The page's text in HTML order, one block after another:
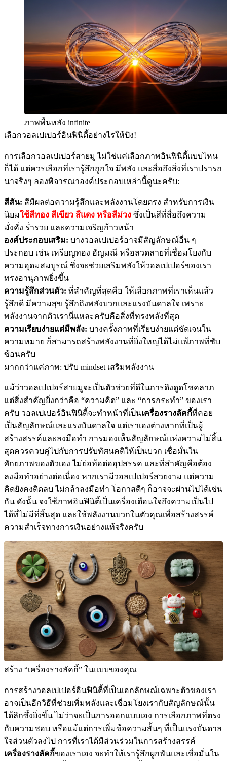
ภาพพื้นหลัง infinite
เลือกวอลเปเปอร์อินฟินิตี้อย่างไรให้ปัง!
การเลือกวอลเปเปอร์สายมู ไม่ใช่แค่เลือกภาพอินฟินิตี้แบบไหน
ก็ได้ แต่ควรเลือกที่เรารู้สึกถูกใจ มีพลัง และสื่อถึงสิ่งที่เราปรารถ
นาจริงๆ ลองพิจารณาองค์ประกอบเหล่านี้ดูนะครับ:
สีสัน: สีมีผลต่อความรู้สึกและพลังงานโดยตรง สำหรับการเงิน
นิยมใช้สีทอง สีเขียว สีแดง หรือสีม่วง ซึ่งเป็นสีที่สื่อถึงความ
มั่งคั่ง ร่ำรวย และความเจริญก้าวหน้า
องค์ประกอบเสริม: บางวอลเปเปอร์อาจมีสัญลักษณ์อื่น ๆ
ประกอบ เช่น เหรียญทอง อัญมณี หรือลวดลายที่เชื่อมโยงกับ
ความอุดมสมบูรณ์ ซึ่งจะช่วยเสริมพลังให้วอลเปเปอร์ของเรา
ทรงอานุภาพยิ่งขึ้น
ความรู้สึกส่วนตัว: ที่สำคัญที่สุดคือ ให้เลือกภาพที่เราเห็นแล้ว
รู้สึกดี มีความสุข รู้สึกถึงพลังบวกและแรงบันดาลใจ เพราะ
พลังงานจากตัวเรานี่แหละครับคือสิ่งที่ทรงพลังที่สุด
ความเรียบง่ายแต่มีพลัง: บางครั้งภาพที่เรียบง่ายแต่ชัดเจนใน
ความหมาย ก็สามารถสร้างพลังงานที่ยิ่งใหญ่ได้ไม่แพ้ภาพที่ซับ
ซ้อนครับ
มากกว่าแค่ภาพ: ปรับ mindset เสริมพลังงาน
แม้ว่าวอลเปเปอร์สายมูจะเป็นตัวช่วยที่ดีในการดึงดูดโชคลาภ
แต่สิ่งสำคัญยิ่งกว่าคือ “ความคิด” และ “การกระทำ” ของเรา
ครับ วอลเปเปอร์อินฟินิตี้จะทำหน้าที่เป็นเครื่องรางลัคกี้ที่คอย
เป็นสัญลักษณ์และแรงบันดาลใจ แต่เราเองต่างหากที่เป็นผู้
สร้างสรรค์และลงมือทำ การมองเห็นสัญลักษณ์แห่งความไม่สิ้น
สุดควรควบคู่ไปกับการปรับทัศนคติให้เป็นบวก เชื่อมั่นใน
ศักยภาพของตัวเอง ไม่ย่อท้อต่ออุปสรรค และที่สำคัญคือต้อง
ลงมือทำอย่างต่อเนื่อง หากเรามีวอลเปเปอร์สวยงาม แต่ความ
คิดยังคงติดลบ ไม่กล้าลงมือทำ โอกาสดีๆ ก็อาจจะผ่านไปได้เช่น
กัน ดังนั้น จงใช้ภาพอินฟินิตี้เป็นเครื่องเตือนใจถึงความเป็นไป
ได้ที่ไม่มีที่สิ้นสุด และใช้พลังงานบวกในตัวคุณเพื่อสร้างสรรค์
ความสำเร็จทางการเงินอย่างแท้จริงครับ
สร้าง “เครื่องรางลัคกี้” ในแบบของคุณ
การสร้างวอลเปเปอร์อินฟินิตี้ที่เป็นเอกลักษณ์เฉพาะตัวของเรา
อาจเป็นอีกวิธีที่ช่วยเพิ่มพลังและเชื่อมโยงเรากับสัญลักษณ์นั้น
ได้ลึกซึ้งยิ่งขึ้น ไม่ว่าจะเป็นการออกแบบเอง การเลือกภาพที่ตรง
กับความชอบ หรือแม้แต่การเพิ่มข้อความสั้นๆ ที่เป็นแรงบันดาล
ใจส่วนตัวลงไป การที่เราได้มีส่วนร่วมในการสร้างสรรค์
เครื่องรางลัคกี้ของเราเอง จะทำให้เรารู้สึกผูกพันและเชื่อมั่นใน